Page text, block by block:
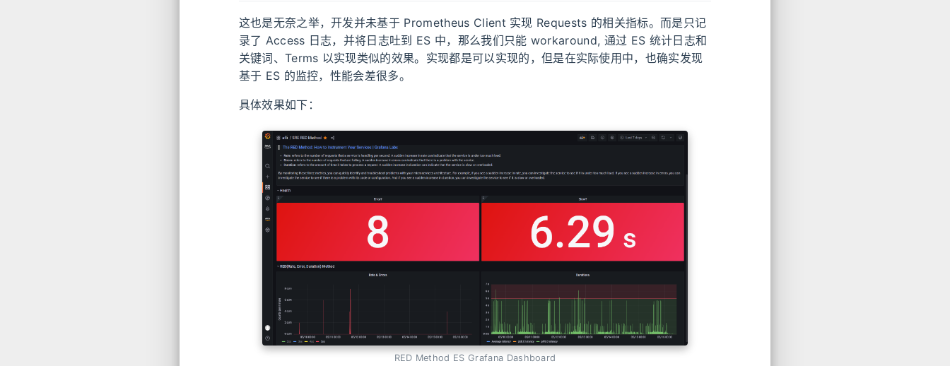
这也是无奈之举，开发并未基于 Prometheus Client 实现 Requests 的相关指标。而是只记
录了 Access 日志，并将日志吐到 ES 中，那么我们只能 workaround, 通过 ES 统计日志和
关键词、Terms 以实现类似的效果。实现都是可以实现的，但是在实际使用中，也确实发现
基于 ES 的监控，性能会差很多。
具体效果如下：
RED Method ES Grafana Dashboard